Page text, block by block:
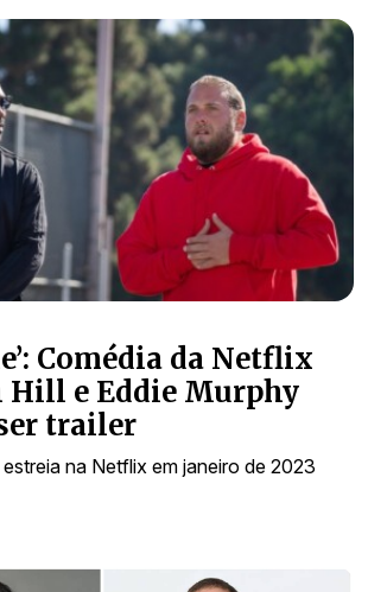
Comédia da Netflix
Hill e Eddie Murphy
trailer
na Netflix em janeiro de 2023